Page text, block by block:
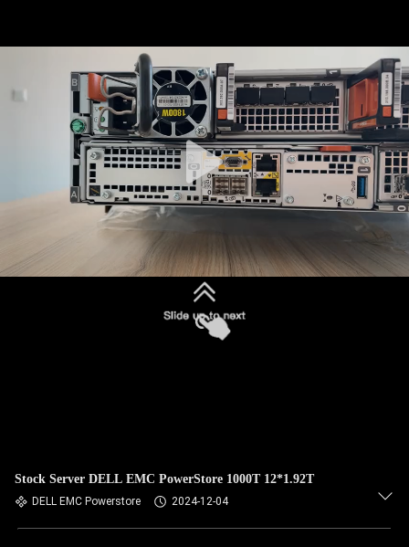
Stock Server DELL EMC PowerStore 1000T 12*1.92T
DELL EMC Powerstore 2024-12-04